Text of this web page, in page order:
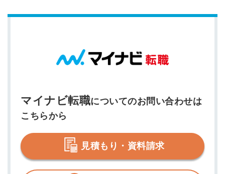
マイナビ転職についてのお問い合わせは
こちらから
見積もり・資料請求